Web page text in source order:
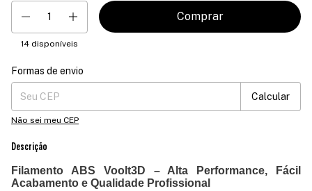
14 disponíveis
Entregas para o CEP:
Formas de envio
Calcular
Não sei meu CEP
Descrição
Filamento ABS Voolt3D – Alta Performance, Fácil
Acabamento e Qualidade Profissional